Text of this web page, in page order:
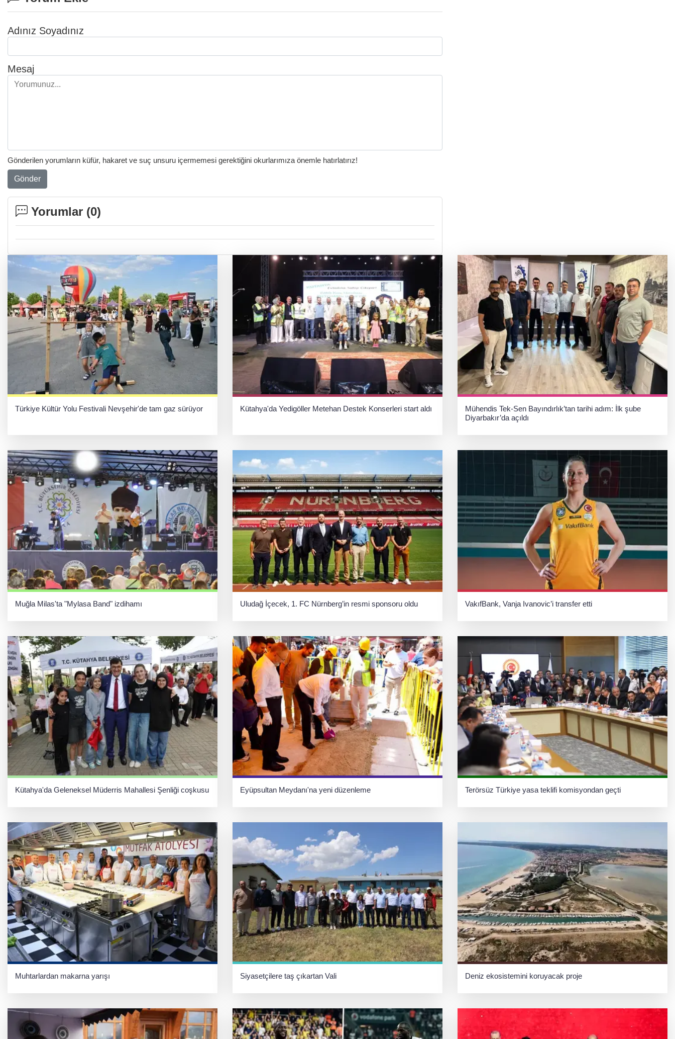
Adınız Soyadınız
Mesaj
Gönderilen yorumların küfür, hakaret ve suç unsuru içermemesi gerektiğini okurlarımıza önemle hatırlatırız!
Gönder
Yorumlar (0)
Türkiye Kültür Yolu Festivali Nevşehir'de tam gaz sürüyor Kütahya'da Yedigöller Metehan Destek Konserleri start aldı
Mühendis Tek-Sen Bayındırlık’tan tarihi adım: İlk şube
Diyarbakır’da açıldı
Muğla Milas'ta "Mylasa Band" izdihamı Uludağ İçecek, 1. FC Nürnberg’in resmi sponsoru oldu VakıfBank, Vanja Ivanovic’i transfer etti
Kütahya'da Geleneksel Müderris Mahallesi Şenliği coşkusu Eyüpsultan Meydanı'na yeni düzenleme Terörsüz Türkiye yasa teklifi komisyondan geçti
Muhtarlardan makarna yarışı Siyasetçilere taş çıkartan Vali Deniz ekosistemini koruyacak proje